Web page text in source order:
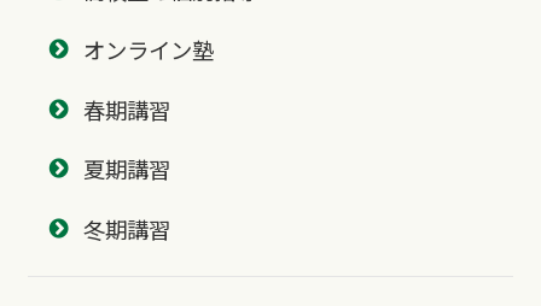
オンライン塾
春期講習
夏期講習
冬期講習